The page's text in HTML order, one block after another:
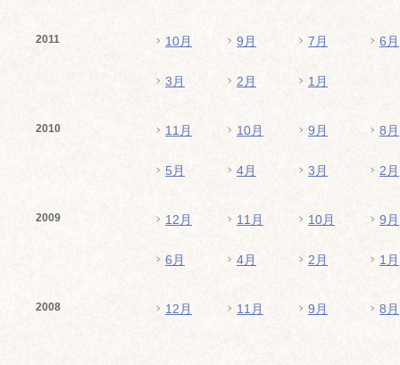
2011 10月 9月 7月 6月
3月 2月 1月
2010 11月 10月 9月 8月
5月 4月 3月 2月
2009 12月 11月 10月 9月
6月 4月 2月 1月
2008 12月 11月 9月 8月